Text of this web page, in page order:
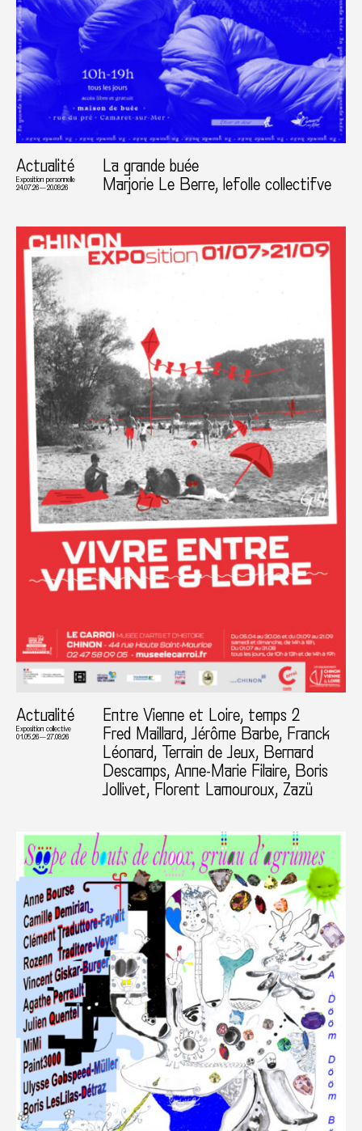
Actualité
Exposition personnelle
24.07.26 — 20.09.26
La grande buée
Marjorie Le Berre, lefolle collectifve
Actualité
Exposition collective
01.05.26 — 27.09.26
Entre Vienne et Loire, temps 2
Fred Maillard, Jérôme Barbe, Franck
Léonard, Terrain de Jeux, Bernard
Descamps, Anne-Marie Filaire, Boris
Jollivet, Florent Lamouroux, Zazü